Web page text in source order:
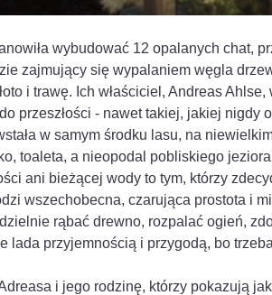
wybudować 12 opalanych chat,
zajmujący się wypalaniem węgla
i trawę. Ich właściciel, Andreas
przeszłości - nawet takiej, jakiej nigdy
w samym środku lasu, na
toaleta, a nieopodal pobliskiego
ani bieżącej wody to tym, którzy
wszechobecna, czarująca prostota i
rąbać drewno, rozpalać ogień,
lada przyjemnością i przygodą, bo
i jego rodzinę, którzy pokazują